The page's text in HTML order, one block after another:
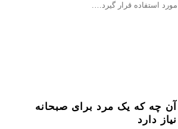
استفاده قرار گیرد….
آن چه که یک مرد برای صبحانه
نیاز دارد